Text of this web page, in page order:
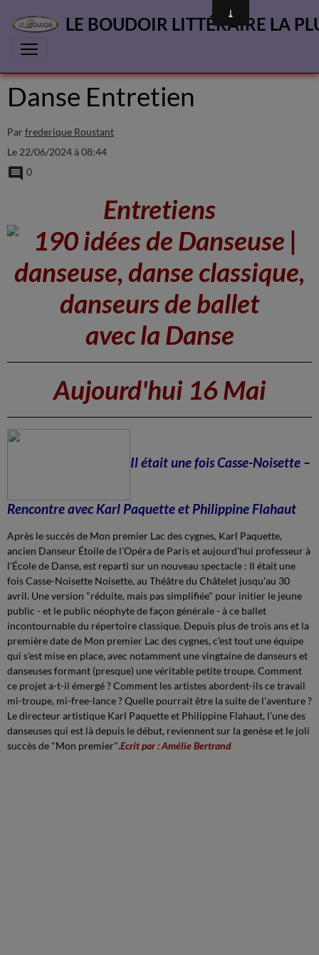
LE BOUDOIR LITTÉRAIRE LA
Danse Entretien
Par frederique Roustant
Le 22/06/2024à 08:44
0
Entretiens
avec la Danse
Aujourd'hui 16 Mai
Il était une fois Casse-Noisette –
Rencontre avec Karl Paquette et Philippine Flahaut
Après le succès de Mon premier Lac des cygnes, Karl Paquette,
ancien Danseur Étoile de l'Opéra de Paris et aujourd'hui professeur à
l'École de Danse, est reparti sur un nouveau spectacle : Il était une
fois Casse-Noisette Noisette, au Théâtre du Châtelet jusqu'au 30
avril. Une version "réduite, mais pas simplifiée" pour initier le jeune
public - et le public néophyte de façon générale - à ce ballet
incontournable du répertoire classique. Depuis plus de trois ans et la
première date de Mon premier Lac des cygnes, c'est tout une équipe
qui s'est mise en place, avec notamment une vingtaine de danseurs et
danseuses formant (presque) une véritable petite troupe. Comment
ce projet a-t-il émergé ? Comment les artistes abordent-ils ce travail
mi-troupe, mi-free-lance ? Quelle pourrait être la suite de l'aventure ?
Le directeur artistique Karl Paquette et Philippine Flahaut, l'une des
danseuses qui est là depuis le début, reviennent sur la genèse et le joli
succès de "Mon premier".Ecrit par : Amélie Bertrand